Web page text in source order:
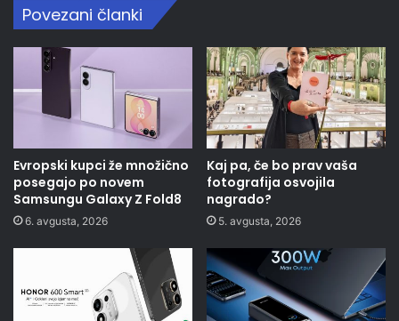
Povezani članki
Evropski kupci že množično
posegajo po novem
Samsungu Galaxy Z Fold8
6. avgusta, 2026
Kaj pa, če bo prav vaša
fotografija osvojila
nagrado?
5. avgusta, 2026